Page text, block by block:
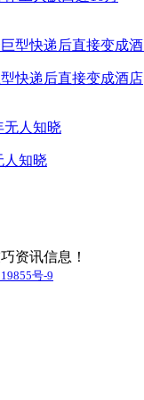
快递后直接变成酒店
人知晓
资讯信息！
号-9